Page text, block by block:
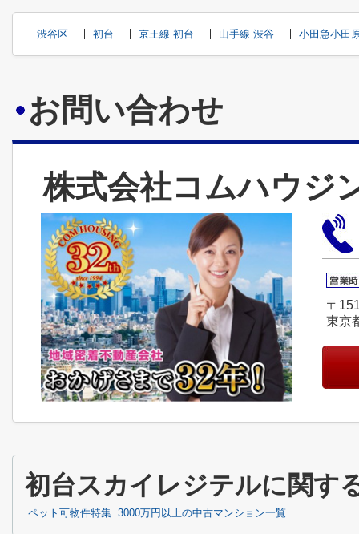
渋谷区 初台 京王線 初台 山手線 渋谷 小田急小田
お問い合わせ
株式会社コムハウジ
〒
東京
初台スカイレジテルに関す
ペット可物件特集 3000万円以上の中古マンション一覧